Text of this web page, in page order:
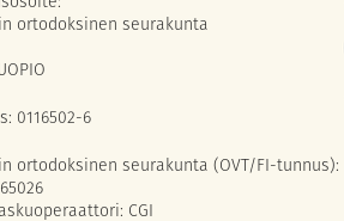
ortodoksinen seurakunta
0116502-6
ortodoksinen seurakunta (OVT/FI-tunnus):
CGI